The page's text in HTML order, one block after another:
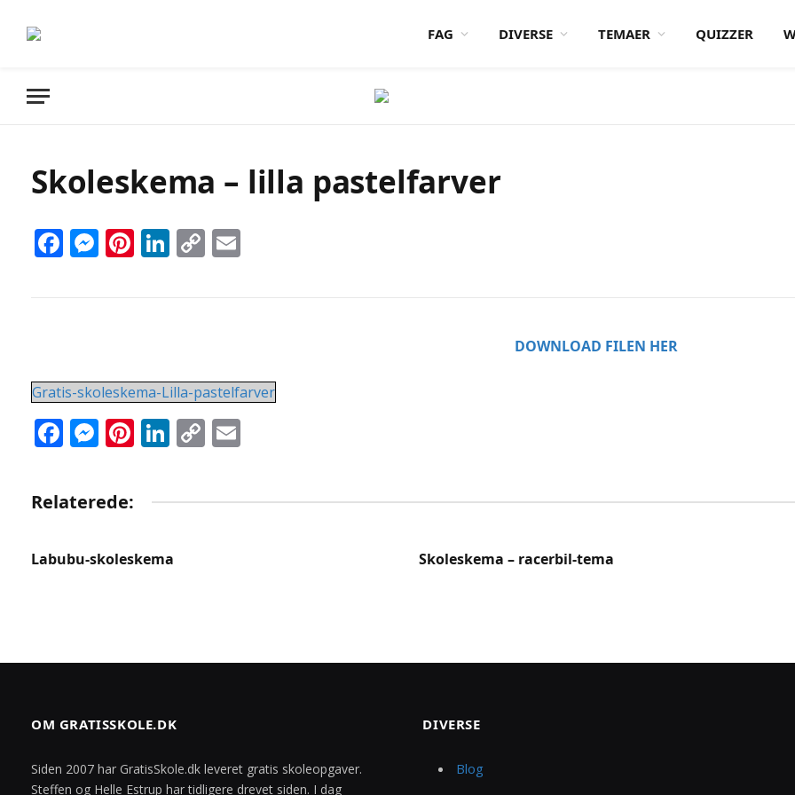
FAG DIVERSE TEMAER QUIZZER
Skoleskema – lilla pastelfarver
Facebook
Messenger
Pinterest
LinkedIn
Copy
DOWNLOAD FILEN HER
Gratis-skoleskema-Lilla-pastelfarver
Facebook
Messenger
Pinterest
LinkedIn
Copy
Relaterede:
Labubu-skoleskema Skoleskema – racerbil-tema
OM GRATISSKOLE.DK
Siden 2007 har GratisSkole.dk leveret gratis skoleopgaver.
Steffen og Helle Estrup har tidligere drevet siden. I dag
DIVERSE
Blog